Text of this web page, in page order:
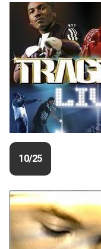
10/25